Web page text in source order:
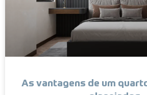
As vantagens de um